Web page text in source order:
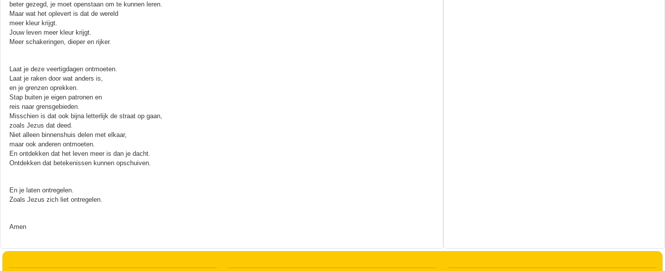
beter gezegd, je moet openstaan om te kunnen leren.
Maar wat het oplevert is dat de wereld
meer kleur krijgt.
Jouw leven meer kleur krijgt.
Meer schakeringen, dieper en rijker.
Laat je deze veertigdagen ontmoeten.
Laat je raken door wat anders is,
en je grenzen oprekken.
Stap buiten je eigen patronen en
reis naar grensgebieden.
Misschien is dat ook bijna letterlijk de straat op gaan,
zoals Jezus dat deed.
Niet alleen binnenshuis delen met elkaar,
maar ook anderen ontmoeten.
En ontdekken dat het leven meer is dan je dacht.
Ontdekken dat betekenissen kunnen opschuiven.
En je laten ontregelen.
Zoals Jezus zich liet ontregelen.
Amen